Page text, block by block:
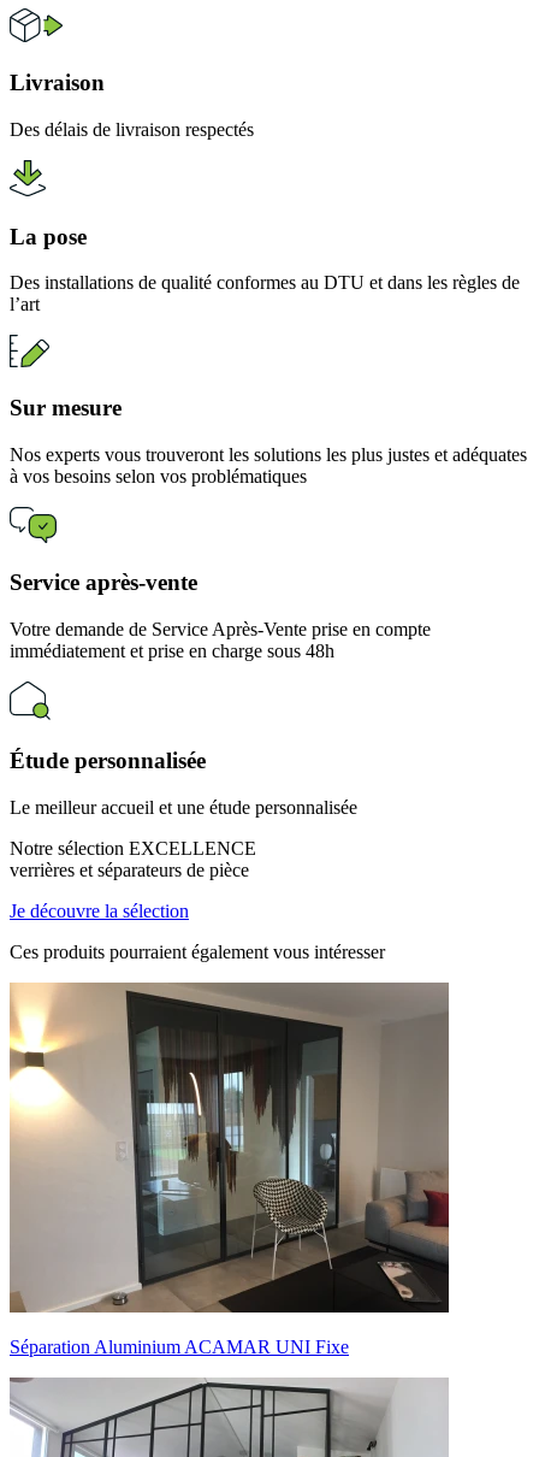
Livraison
Des délais de livraison respectés
La pose
Des installations de qualité conformes au DTU et dans les règles de
l’art
Sur mesure
Nos experts vous trouveront les solutions les plus justes et adéquates
à vos besoins selon vos problématiques
Service après-vente
Votre demande de Service Après-Vente prise en compte
immédiatement et prise en charge sous 48h
Étude personnalisée
Le meilleur accueil et une étude personnalisée
Notre sélection EXCELLENCE
verrières et séparateurs de pièce
Je découvre la sélection
Ces produits pourraient également vous intéresser
Séparation Aluminium ACAMAR UNI Fixe